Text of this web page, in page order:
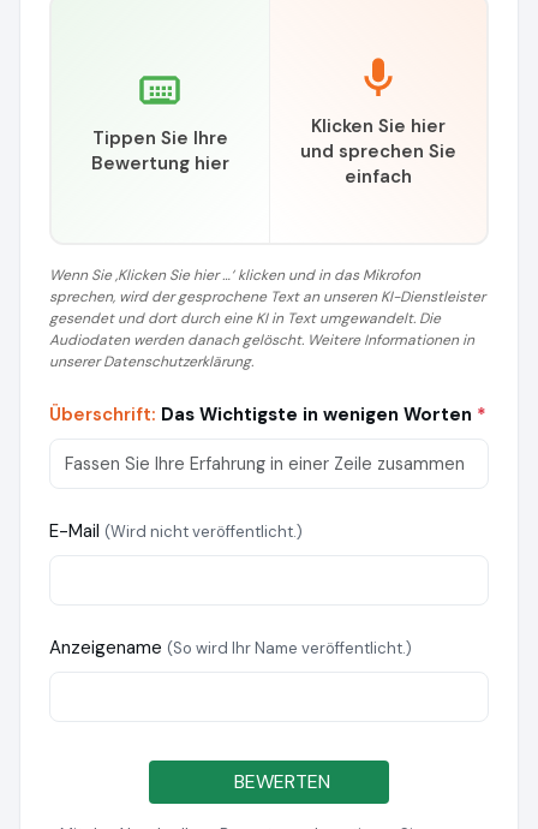
Tippen Sie Ihre
Bewertung hier
Klicken Sie hier
und sprechen Sie
einfach
Wenn Sie ‚Klicken Sie hier …‘ klicken und in das Mikrofon
sprechen, wird der gesprochene Text an unseren KI-Dienstleister
gesendet und dort durch eine KI in Text umgewandelt. Die
Audiodaten werden danach gelöscht. Weitere Informationen in
unserer Datenschutzerklärung.
Überschrift: Das Wichtigste in wenigen Worten *
E-Mail (Wird nicht veröffentlicht.)
Anzeigename (So wird Ihr Name veröffentlicht.)
BEWERTEN